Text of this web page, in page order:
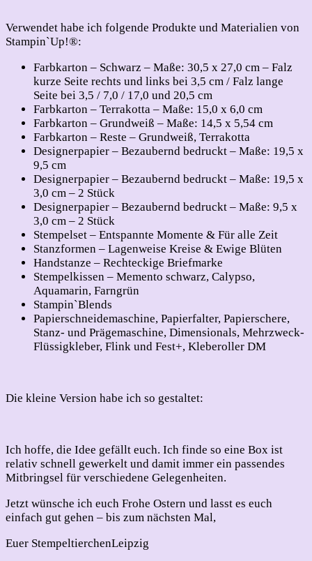
Verwendet habe ich folgende Produkte und Materialien von
Stampin`Up!®:
Farbkarton – Schwarz – Maße: 30,5 x 27,0 cm – Falz
kurze Seite rechts und links bei 3,5 cm / Falz lange
Seite bei 3,5 / 7,0 / 17,0 und 20,5 cm
Farbkarton – Terrakotta – Maße: 15,0 x 6,0 cm
Farbkarton – Grundweiß – Maße: 14,5 x 5,54 cm
Farbkarton – Reste – Grundweiß, Terrakotta
Designerpapier – Bezaubernd bedruckt – Maße: 19,5 x
9,5 cm
Designerpapier – Bezaubernd bedruckt – Maße: 19,5 x
3,0 cm – 2 Stück
Designerpapier – Bezaubernd bedruckt – Maße: 9,5 x
3,0 cm – 2 Stück
Stempelset – Entspannte Momente & Für alle Zeit
Stanzformen – Lagenweise Kreise & Ewige Blüten
Handstanze – Rechteckige Briefmarke
Stempelkissen – Memento schwarz, Calypso,
Aquamarin, Farngrün
Stampin`Blends
Papierschneidemaschine, Papierfalter, Papierschere,
Stanz- und Prägemaschine, Dimensionals, Mehrzweck-
Flüssigkleber, Flink und Fest+, Kleberoller DM
Die kleine Version habe ich so gestaltet:
Ich hoffe, die Idee gefällt euch. Ich finde so eine Box ist
relativ schnell gewerkelt und damit immer ein passendes
Mitbringsel für verschiedene Gelegenheiten.
Jetzt wünsche ich euch Frohe Ostern und lasst es euch
einfach gut gehen – bis zum nächsten Mal,
Euer StempeltierchenLeipzig